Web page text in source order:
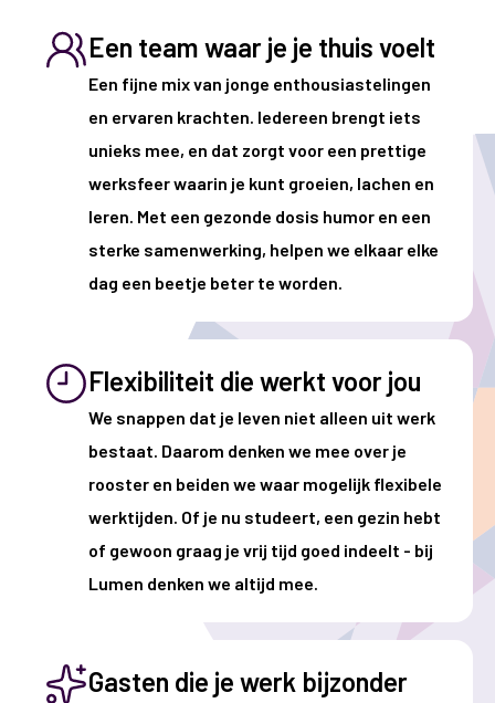
Een team waar je je thuis voelt
Een fijne mix van jonge enthousiastelingen
en ervaren krachten. Iedereen brengt iets
unieks mee, en dat zorgt voor een prettige
werksfeer waarin je kunt groeien, lachen en
leren. Met een gezonde dosis humor en een
sterke samenwerking, helpen we elkaar elke
dag een beetje beter te worden.
Flexibiliteit die werkt voor jou
We snappen dat je leven niet alleen uit werk
bestaat. Daarom denken we mee over je
rooster en beiden we waar mogelijk flexibele
werktijden. Of je nu studeert, een gezin hebt
of gewoon graag je vrij tijd goed indeelt - bij
Lumen denken we altijd mee.
Gasten die je werk bijzonder